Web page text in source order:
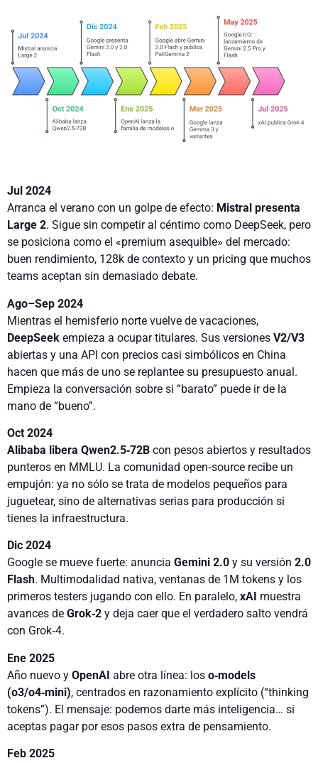
Jul 2024
Arranca el verano con un golpe de efecto: Mistral presenta
Large 2. Sigue sin competir al céntimo como DeepSeek, pero
se posiciona como el «premium asequible» del mercado:
buen rendimiento, 128k de contexto y un pricing que muchos
teams aceptan sin demasiado debate.
Ago–Sep 2024
Mientras el hemisferio norte vuelve de vacaciones,
DeepSeek empieza a ocupar titulares. Sus versiones V2/V3
abiertas y una API con precios casi simbólicos en China
hacen que más de uno se replantee su presupuesto anual.
Empieza la conversación sobre si “barato” puede ir de la
mano de “bueno”.
Oct 2024
Alibaba libera Qwen2.5‑72B con pesos abiertos y resultados
punteros en MMLU. La comunidad open‑source recibe un
empujón: ya no sólo se trata de modelos pequeños para
juguetear, sino de alternativas serias para producción si
tienes la infraestructura.
Dic 2024
Google se mueve fuerte: anuncia Gemini 2.0 y su versión 2.0
Flash. Multimodalidad nativa, ventanas de 1M tokens y los
primeros testers jugando con ello. En paralelo, xAI muestra
avances de Grok‑2 y deja caer que el verdadero salto vendrá
con Grok‑4.
Ene 2025
Año nuevo y OpenAI abre otra línea: los o‑models
(o3/o4‑mini), centrados en razonamiento explícito (“thinking
tokens”). El mensaje: podemos darte más inteligencia… si
aceptas pagar por esos pasos extra de pensamiento.
Feb 2025